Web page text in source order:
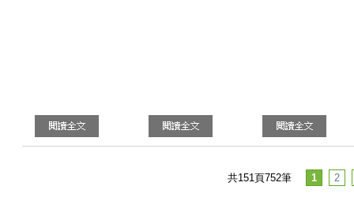
共151頁752筆 1 2